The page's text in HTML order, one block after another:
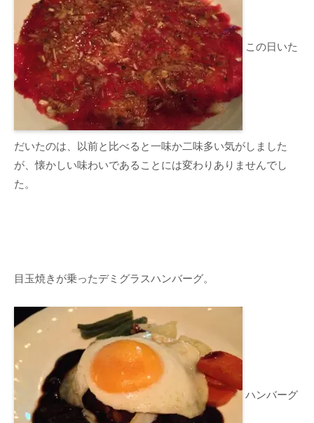
この日いた
だいたのは、以前と比べると一味か二味多い気がしました
が、懐かしい味わいであることには変わりありませんでし
た。
目玉焼きが乗ったデミグラスハンバーグ。
ハンバーグ